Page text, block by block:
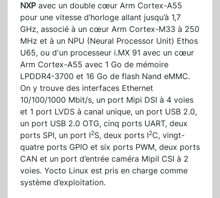
NXP avec un double cœur Arm Cortex-A55
pour une vitesse d’horloge allant jusqu’à 1,7
GHz, associé à un cœur Arm Cortex-M33 à 250
MHz et à un NPU (Neural Processor Unit) Ethos
U65, ou d'un processeur i.MX 91 avec un cœur
Arm Cortex-A55 avec 1 Go de mémoire
LPDDR4-3700 et 16 Go de flash Nand eMMC.
On y trouve des interfaces Ethernet
10/100/1000 Mbit/s, un port Mipi DSI à 4 voies
et 1 port LVDS à canal unique, un port USB 2.0,
un port USB 2.0 OTG, cinq ports UART, deux
ports SPI, un port I2S, deux ports I2C, vingt-
quatre ports GPIO et six ports PWM, deux ports
CAN et un port d’entrée caméra MipiI CSI à 2
voies. Yocto Linux est pris en charge comme
système d’exploitation.